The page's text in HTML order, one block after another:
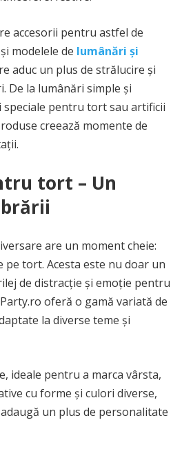
accesorii pentru astfel de
modelele de lumânări și
aduc un plus de strălucire și
De la lumânări simple și
pentru tort sau artificii
creează momente de
tort – Un
are un moment cheie:
tort. Acesta este nu doar un
de distracție și emoție pentru
oferă o gamă variată de
la diverse teme și
ideale pentru a marca vârsta,
cu forme și culori diverse,
un plus de personalitate